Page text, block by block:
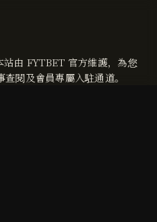
由 FYTBET 官方維護，為您
查閱及會員專屬入駐通道。